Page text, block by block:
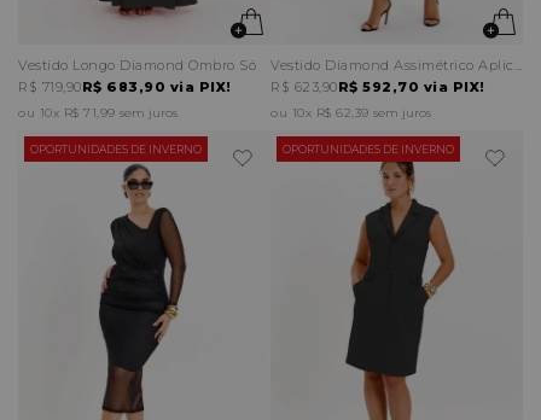
Vestido Longo Diamond Ombro Só
R$ 683,90 via PIX!
R$ 719,90
10x R$ 71,99sem juros
Vestido Diamond Assimétrico Aplicação Strass
R$ 592,70 via PIX!
R$ 623,90
10x R$ 62,39 sem juros
OPORTUNIDADES DE INVERNO OPORTUNIDADES DE INVERNO